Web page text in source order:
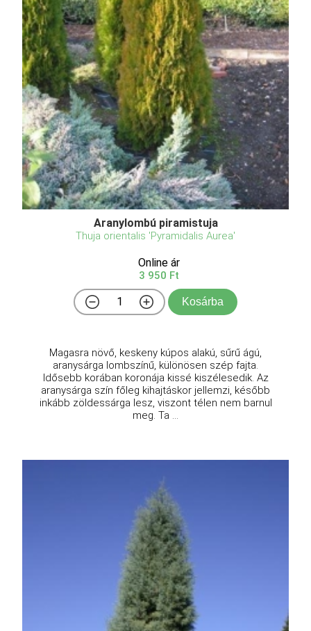
Aranylombú piramistuja
Thuja orientalis 'Pyramidalis Aurea'
Online ár
3 950 Ft
Kosárba
Magasra növő, keskeny kúpos alakú, sűrű ágú,
aranysárga lombszínű, különösen szép fajta.
Idősebb korában koronája kissé kiszélesedik. Az
aranysárga szín főleg kihajtáskor jellemzi, később
inkább zöldessárga lesz, viszont télen nem barnul
meg. Ta ...